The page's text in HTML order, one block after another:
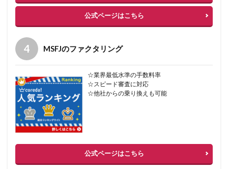
公式ページはこちら
MSFJのファクタリング
☆業界最低水準の手数料率
☆スピード審査に対応
☆他社からの乗り換えも可能
公式ページはこちら